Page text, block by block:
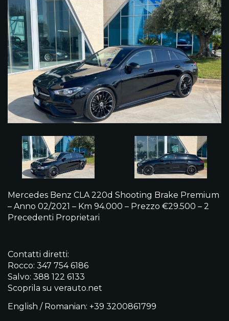
Mercedes Benz CLA 220d Shooting Brake Premium
– Anno 02/2021 – Km 94.000 – Prezzo €29.500 – 2
Precedenti Proprietari
Contatti diretti:
Rocco: 347 754 6186
Salvo: 388 122 6133
Scoprila su verauto.net
English / Romanian: +39 3200861799